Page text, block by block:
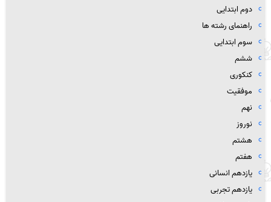
دوم ابتدایی
راهنمای رشته ها
سوم ابتدایی
ششم
کنکوری
موفقیت
نهم
نوروز
هشتم
هفتم
یازدهم انسانی
یازدهم تجربی